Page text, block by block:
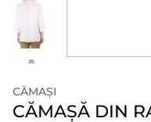
CĂMAȘI
CĂMAȘĂ DIN